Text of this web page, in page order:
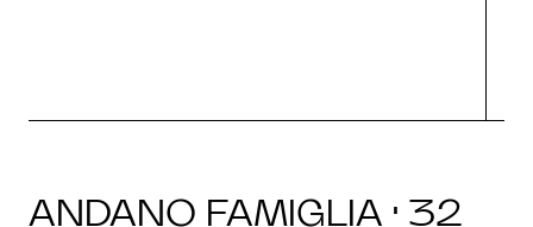
ANDANO FAMIGLIA · 32